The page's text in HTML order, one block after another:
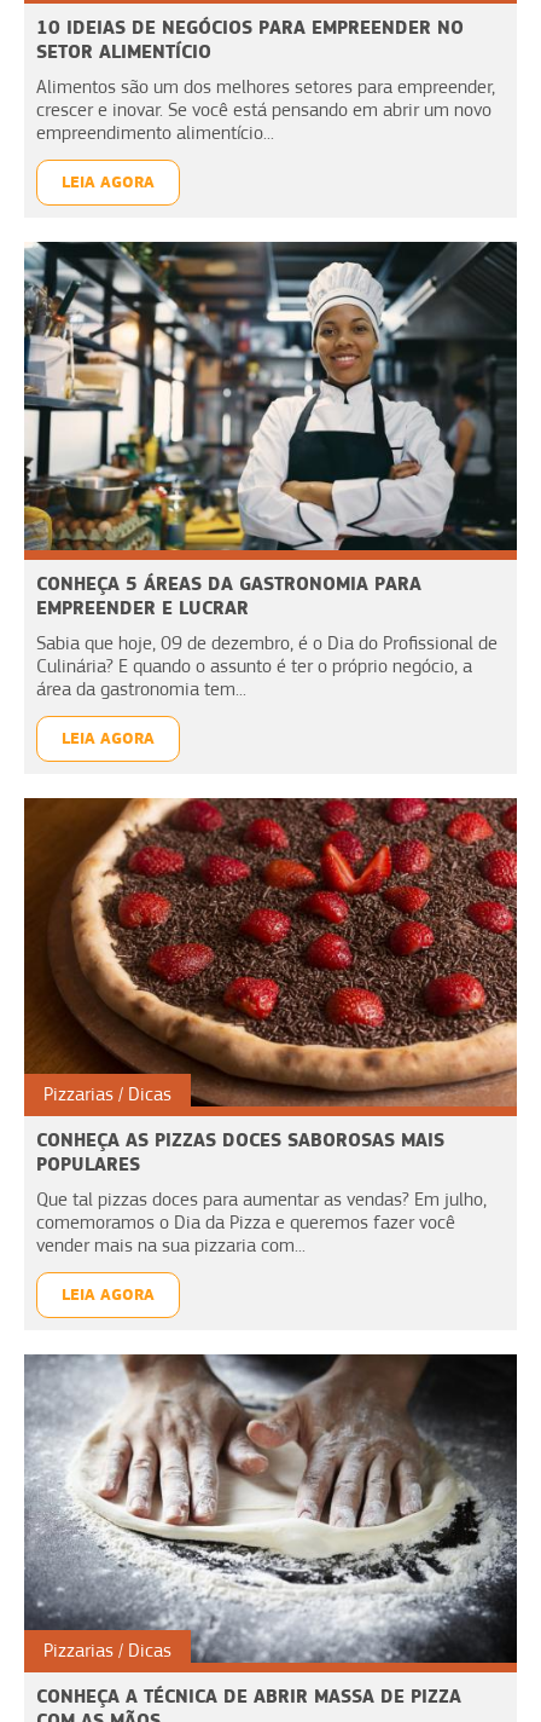
10 IDEIAS DE NEGÓCIOS PARA EMPREENDER NO
SETOR ALIMENTÍCIO
Alimentos são um dos melhores setores para empreender,
crescer e inovar. Se você está pensando em abrir um novo
empreendimento alimentício...
LEIA AGORA
CONHEÇA 5 ÁREAS DA GASTRONOMIA PARA
EMPREENDER E LUCRAR
Sabia que hoje, 09 de dezembro, é o Dia do Profissional de
Culinária? E quando o assunto é ter o próprio negócio, a
área da gastronomia tem...
LEIA AGORA
Pizzarias Dicas
CONHEÇA AS PIZZAS DOCES SABOROSAS MAIS
POPULARES
Que tal pizzas doces para aumentar as vendas? Em julho,
comemoramos o Dia da Pizza e queremos fazer você
vender mais na sua pizzaria com...
LEIA AGORA
Pizzarias Dicas
CONHEÇA A TÉCNICA DE ABRIR MASSA DE PIZZA